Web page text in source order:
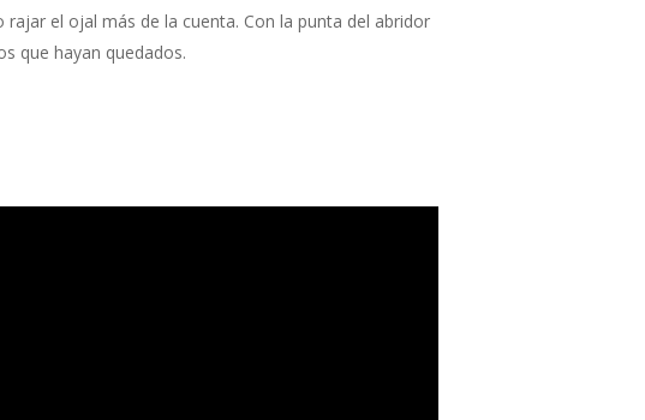
el ojal más de la cuenta. Con la punta del abridor
que hayan quedados.